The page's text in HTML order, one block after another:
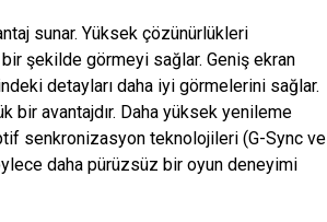
sunar. Yüksek çözünürlükleri
şekilde görmeyi sağlar. Geniş ekran
detayları daha iyi görmelerini sağlar.
bir avantajdır. Daha yüksek yenileme
senkronizasyon teknolojileri (G-Sync ve
daha pürüzsüz bir oyun deneyimi